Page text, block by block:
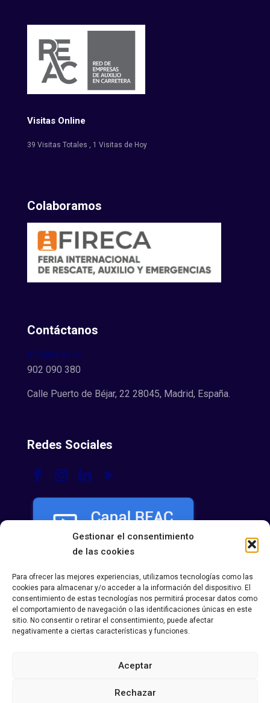
Gestionar el consentimiento
de las cookies
Para ofrecer las mejores experiencias, utilizamos tecnologías como las
cookies para almacenar y/o acceder a la información del dispositivo. El
consentimiento de estas tecnologías nos permitirá procesar datos como
el comportamiento de navegación o las identificaciones únicas en este
sitio. No consentir o retirar el consentimiento, puede afectar
negativamente a ciertas características y funciones.
Aceptar
Rechazar
Visitas Online
39 Visitas Totales , 1 Visitas de Hoy
Colaboramos
Contáctanos
info@reac.es
902 090 380
Calle Puerto de Béjar, 22 28045, Madrid, España.
Redes Sociales
Política de Cookies
Legal